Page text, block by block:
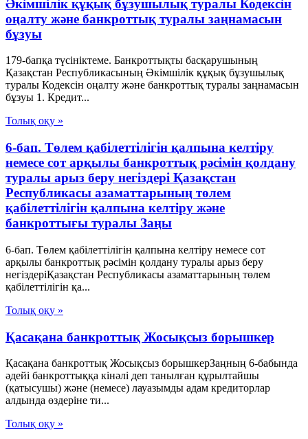
Әкімшілік құқық бұзушылық туралы Кодексін
оңалту және банкроттық туралы заңнамасын
бұзуы
179-бапқа түсініктеме. Банкроттықты басқарушының
Қазақстан Республикасының Әкімшілік құқық бұзушылық
туралы Кодексін оңалту және банкроттық туралы заңнамасын
бұзуы 1. Кредит...
Толық оқу »
6-бап. Төлем қабілеттілігін қалпына келтіру
немесе сот арқылы банкроттық рәсімін қолдану
туралы арыз беру негіздері Қазақстан
Республикасы азаматтарының төлем
қабілеттілігін қалпына келтіру және
банкроттығы туралы Заңы
6-бап. Төлем қабілеттілігін қалпына келтіру немесе сот
арқылы банкроттық рәсімін қолдану туралы арыз беру
негіздеріҚазақстан Республикасы азаматтарының төлем
қабілеттілігін қа...
Толық оқу »
Қасақана банкроттық Жосықсыз борышкер
Қасақана банкроттық Жосықсыз борышкерЗаңның 6-бабында
әдейі банкроттыққа кінәлі деп танылған құрылтайшы
(қатысушы) және (немесе) лауазымды адам кредиторлар
алдында өздеріне ти...
Толық оқу »